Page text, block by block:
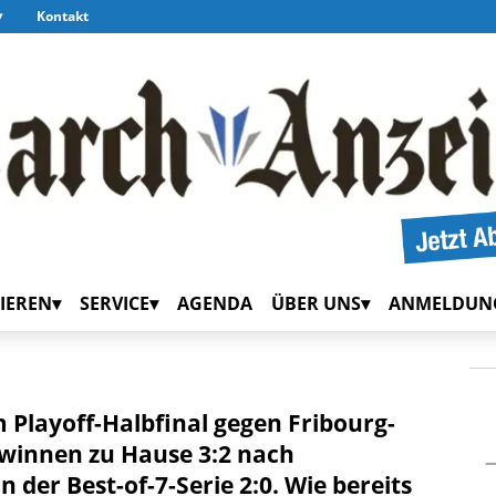
Kontakt
SERVICE AGENDA ÜBER UNS
Playoff-Halbfinal gegen Fribourg-
zu Hause 3:2 nach
Best-of-7-Serie 2:0. Wie bereits